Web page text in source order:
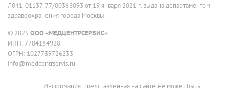
Л041-01137-77/00368093 от 19 января 2021 г. выдана департаментом
здравоохранения города Москвы.
© 2025 ООО «МЕДЦЕНТРСЕРВИС»
ИНН: 7704184928
ОГРН: 1027739726233
info@medcentrservis.ru
Информация, представленная на сайте, не может быть